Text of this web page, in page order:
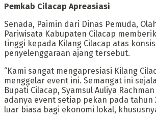
Pemkab Cilacap Apreasiasi
Senada, Paimin dari Dinas Pemuda,
Pariwisata Kabupaten Cilacap
tinggi kepada Kilang Cilacap atas
penyelenggaraan ajang tersebut.
“Kami sangat mengapresiasi Kilang
menggelar event ini. Semangat ini
Bupati Cilacap, Syamsul Auliya
adanya event setiap pekan pada tahun
luar biasa bagi ekonomi lokal,